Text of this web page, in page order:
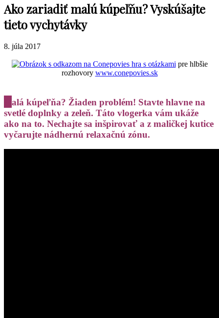
Ako zariadiť malú kúpeľňu? Vyskúšajte
tieto vychytávky
8. júla 2017
hra s otázkami pre hlbšie
rozhovory www.conepovies.sk
alá kúpeľňa? Žiaden problém! Stavte hlavne na
svetlé doplnky a zeleň. Táto vlogerka vám ukáže
ako na to. Nechajte sa inšpirovať a z maličkej kutice
vyčarujte nádhernú relaxačnú zónu.